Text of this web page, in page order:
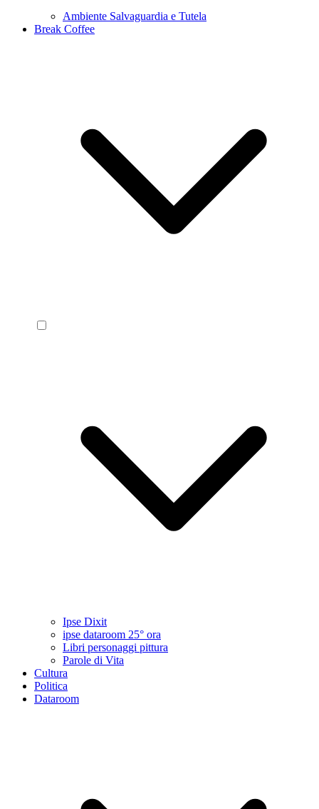
Ambiente Salvaguardia e Tutela
Break Coffee
Ipse Dixit
ipse dataroom 25° ora
Libri personaggi pittura
Parole di Vita
Cultura
Politica
Dataroom